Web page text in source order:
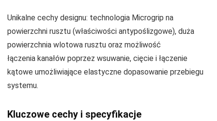
Unikalne cechy designu: technologia Microgrip na
powierzchni rusztu (właściwości antypoślizgowe), duża
powierzchnia wlotowa rusztu oraz możliwość
łączenia kanałów poprzez wsuwanie, cięcie i łączenie
kątowe umożliwiające elastyczne dopasowanie przebiegu
systemu.
Kluczowe cechy i specyfikacje